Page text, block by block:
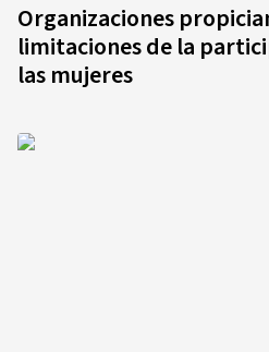
Organizaciones
limitaciones de la
las mujeres